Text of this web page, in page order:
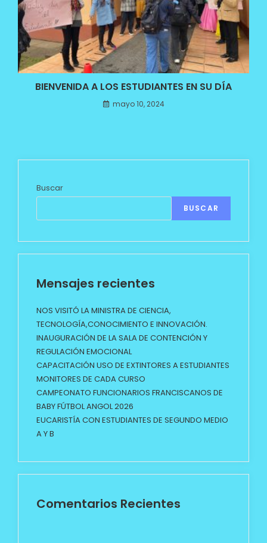
BIENVENIDA A LOS ESTUDIANTES EN SU DÍA
mayo 10, 2024
Buscar
BUSCAR
Mensajes recientes
NOS VISITÓ LA MINISTRA DE CIENCIA,
TECNOLOGÍA,CONOCIMIENTO E INNOVACIÓN.
INAUGURACIÓN DE LA SALA DE CONTENCIÓN Y
REGULACIÓN EMOCIONAL
CAPACITACIÓN USO DE EXTINTORES A ESTUDIANTES
MONITORES DE CADA CURSO
CAMPEONATO FUNCIONARIOS FRANCISCANOS DE
BABY FÚTBOL ANGOL 2026
EUCARISTÍA CON ESTUDIANTES DE SEGUNDO MEDIO
A Y B
Comentarios Recientes